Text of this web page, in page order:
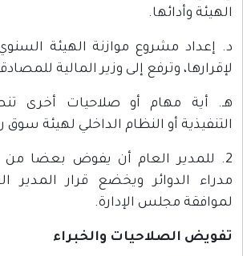
الهيئة وأدائها.
د. إعداد مشروع موازنة الهيئة
لإقرارها، وترفع إلى وزير المالية
هـ. أية مهام أو صلاحيات أخرى
التنفيذية أو النظام الداخلي لهيئة
2. للمدير العام أن يفوض بعضا من
مدراء الدوائر ويخضع قرار المدير
لموافقة مجلس الإدارة.
تفويض الصلاحيات والخبراء